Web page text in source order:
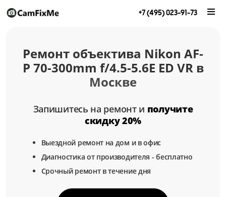
+7 (495) 023-91-73
Ремонт объектива Nikon AF-
P 70-300mm f/4.5-5.6E ED VR в
Москве
Запишитесь на ремонт и получите
скидку 20%
Выездной ремонт на дом и в офис
Диагностика от производителя - бесплатно
Срочный ремонт в течение дня